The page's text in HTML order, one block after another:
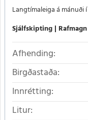
Langtímaleiga á mánuði
Sjálfskipting Rafmagn
Afhending:
Birgðastaða:
Innrétting:
Litur: